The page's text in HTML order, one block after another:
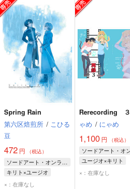
Spring Rain
第六区焙煎所 / こひる
豆
472 円 （税込）
ソードアート・オンライン
キリト×ユージオ
キリト
ユージオ
×：在庫なし
Rerecording ３
ゃめ / にゃめ
1,100 円 （税込）
ユージオ×キリト
キリト
ユージオ
×：在庫なし